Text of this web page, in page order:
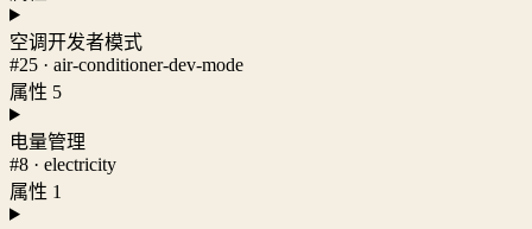
空调开发者模式
#25 · air-conditioner-dev-mode
属性 5
电量管理
#8 · electricity
属性 1